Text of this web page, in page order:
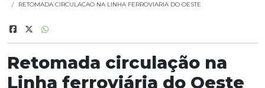
RETOMADA CIRCULACAO NA LINHA FERROVIARIA DO OESTE
Retomada circulação na
Linha ferroviária do Oeste